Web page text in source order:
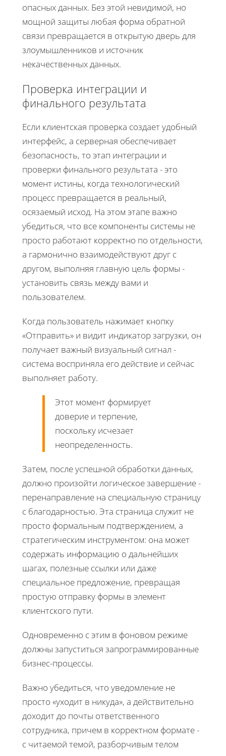
опасных данных. Без этой невидимой, но
мощной защиты любая форма обратной
связи превращается в открытую дверь для
злоумышленников и источник
некачественных данных.
Проверка интеграции и
финального результата
Если клиентская проверка создает удобный
интерфейс, а серверная обеспечивает
безопасность, то этап интеграции и
проверки финального результата - это
момент истины, когда технологический
процесс превращается в реальный,
осязаемый исход. На этом этапе важно
убедиться, что все компоненты системы не
просто работают корректно по отдельности,
а гармонично взаимодействуют друг с
другом, выполняя главную цель формы -
установить связь между вами и
пользователем.
Когда пользователь нажимает кнопку
«Отправить» и видит индикатор загрузки, он
получает важный визуальный сигнал -
система восприняла его действие и сейчас
выполняет работу.
Этот момент формирует
доверие и терпение,
поскольку исчезает
неопределенность.
Затем, после успешной обработки данных,
должно произойти логическое завершение -
перенаправление на специальную страницу
с благодарностью. Эта страница служит не
просто формальным подтверждением, а
стратегическим инструментом: она может
содержать информацию о дальнейших
шагах, полезные ссылки или даже
специальное предложение, превращая
простую отправку формы в элемент
клиентского пути.
Одновременно с этим в фоновом режиме
должны запуститься запрограммированные
бизнес-процессы.
Важно убедиться, что уведомление не
просто «уходит в никуда», а действительно
доходит до почты ответственного
сотрудника, причем в корректном формате -
с читаемой темой, разборчивым телом